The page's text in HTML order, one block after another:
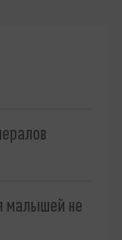
малышей не